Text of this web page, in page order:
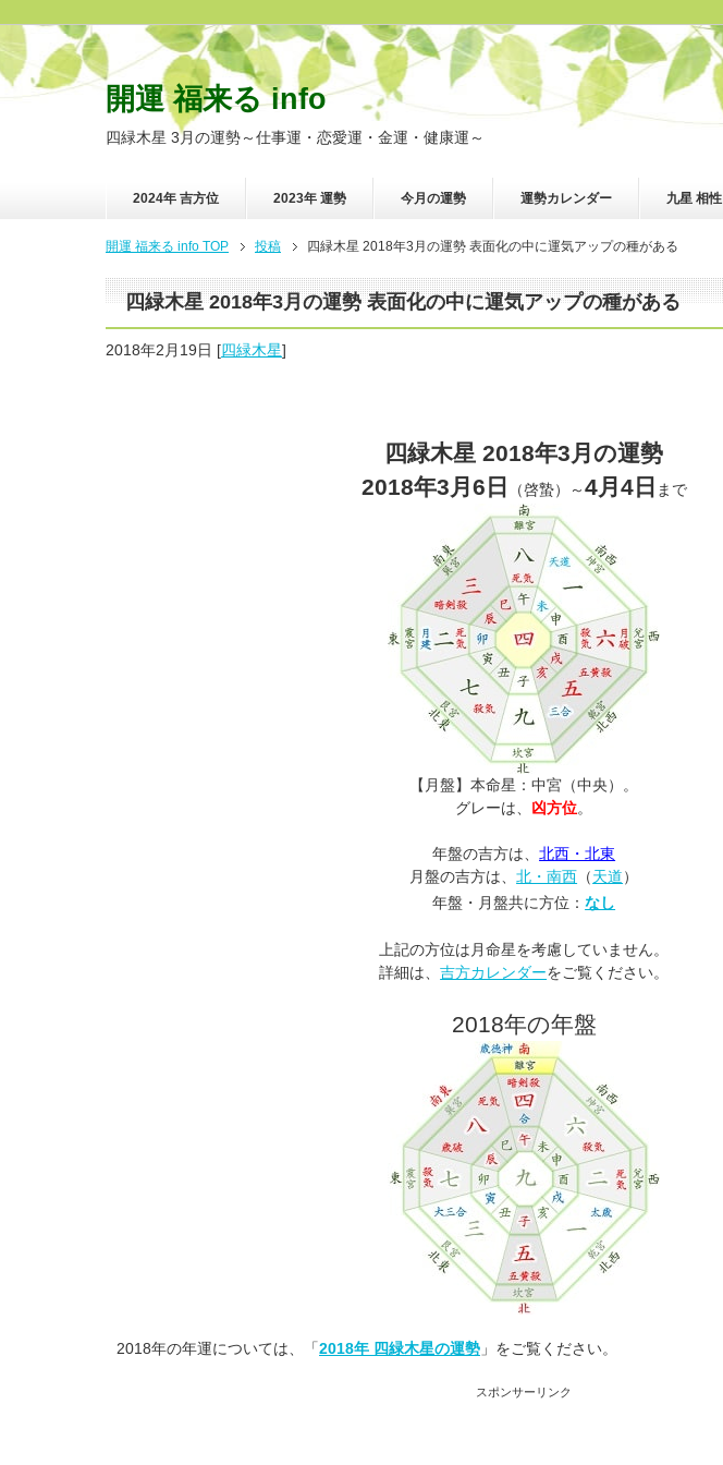
開運 福来る info
四緑木星 3月の運勢～仕事運・恋愛運・金運・健康運～
2024年 吉方位 2023年 運勢 今月の運勢 運勢カレンダー 九星 相性
開運 福来る info TOP 投稿 四緑木星 2018年3月の運勢 表面化の中に運気アップの種がある
四緑木星 2018年3月の運勢 表面化の中に運気アップの種がある
2018年2月19日 [四緑木星]
四緑木星 2018年3月の運勢
2018年3月6日
（啓蟄）～4月4日 まで
【月盤】本命星：中宮（中央）。
グレーは、 凶方位。
年盤の吉方は、北西・北東
月盤の吉方は、北・南西 （天道）
年盤・月盤共に方位：なし
上記の方位は月命星を考慮していません。
詳細は、吉方カレンダーをご覧ください。
2018年の年盤
2018年の年運については、「2018年 四緑木星の運勢 」をご覧ください。
スポンサーリンク